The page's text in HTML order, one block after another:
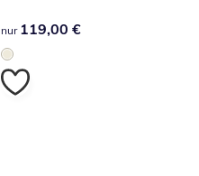
119,00 €
nur 119,00 €